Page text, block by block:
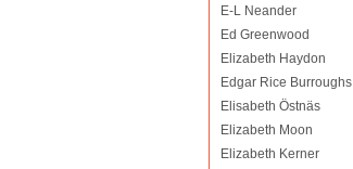
E-L Neander
Ed Greenwood
Elizabeth Haydon
Edgar Rice Burroughs
Elisabeth Östnäs
Elizabeth Moon
Elizabeth Kerner